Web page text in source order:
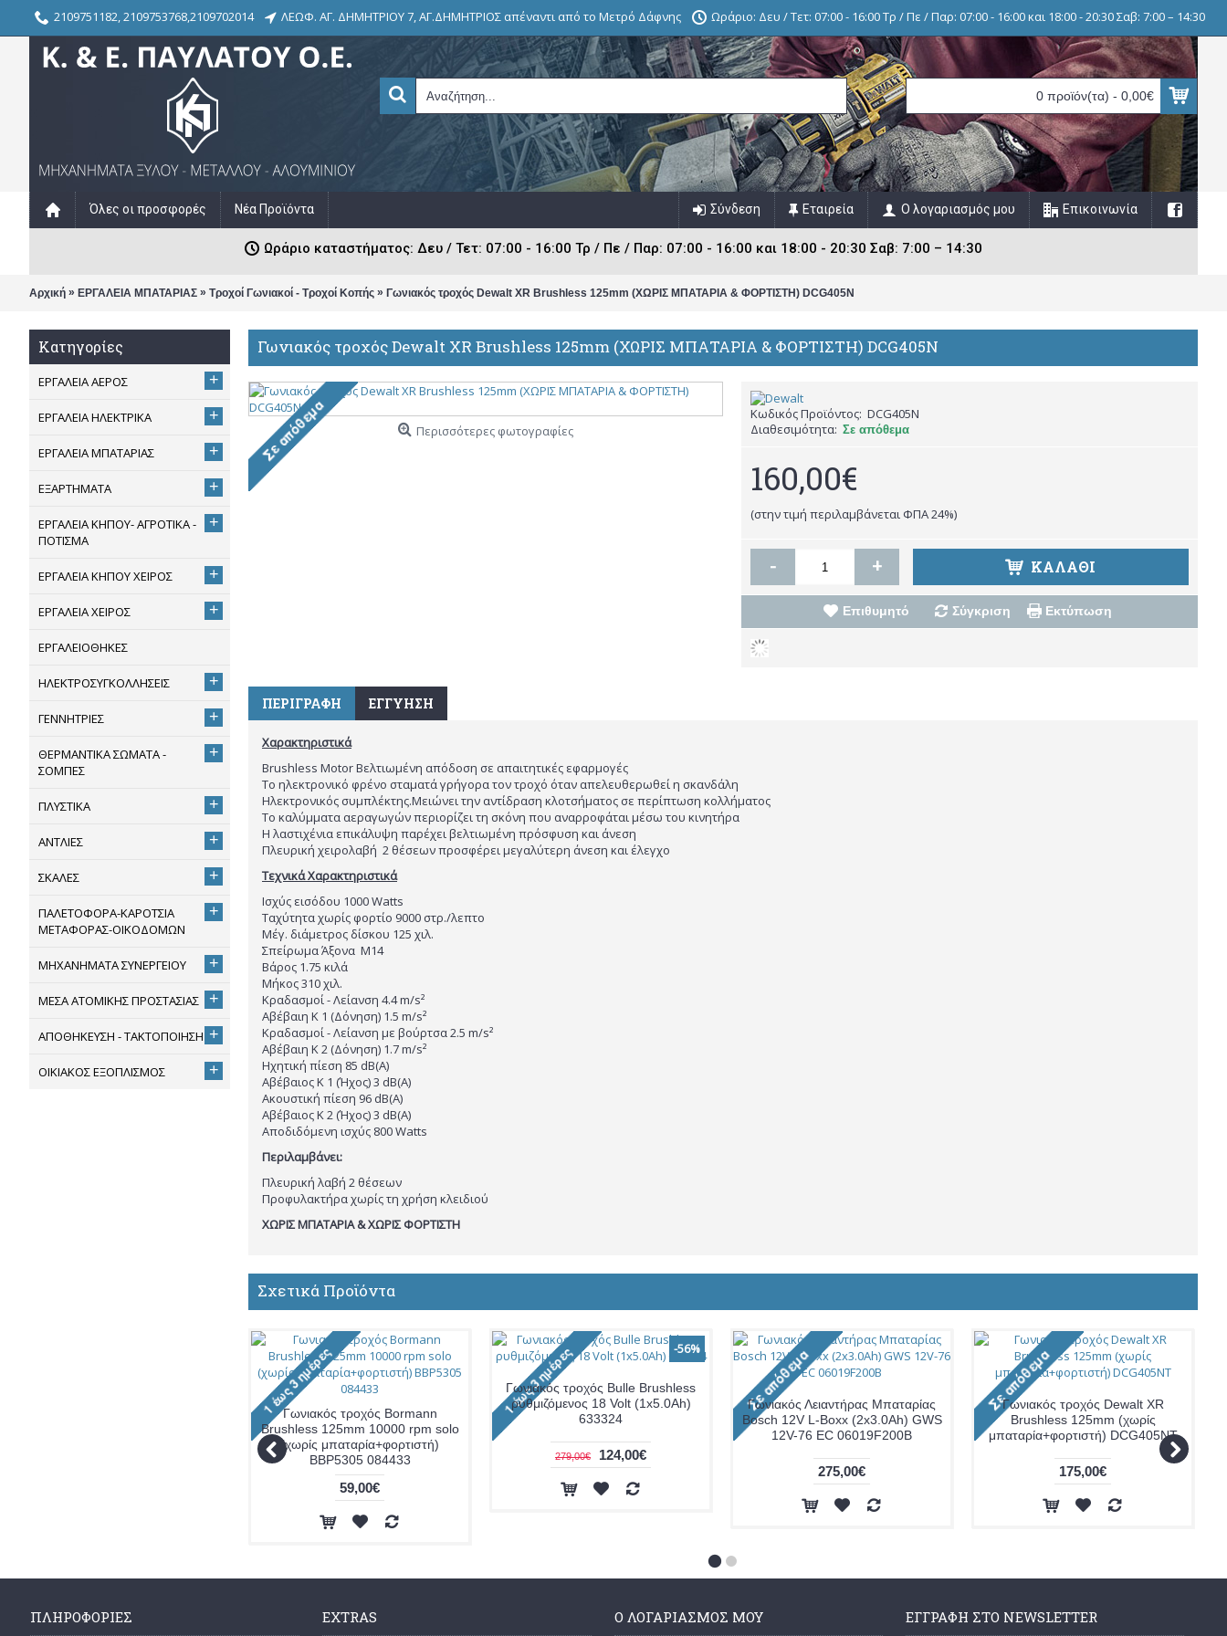
2109751182, 2109753768,2109702014 ΛΕΩΦ. ΑΓ. ΔΗΜΗΤΡΙΟΥ 7, ΑΓ.ΔΗΜΗΤΡΙΟΣ απέναντι από το Μετρό Δάφνης Ωράριο: Δευ / Τετ: 07:00 - 16:00 Τρ / Πε / Παρ: 07:00 - 16:00 και 18:00 - 20:30 Σαβ: 7:00 – 14:30
0 προϊόν(τα) - 0,00€
Όλες οι προσφορές Νέα Προϊόντα Επικοινωνία
Ο λογαριασμός μου
Εταιρεία
Σύνδεση
Ωράριο καταστήματος: Δευ / Τετ: 07:00 - 16:00 Τρ / Πε / Παρ: 07:00 - 16:00 και 18:00 - 20:30 Σαβ: 7:00 – 14:30
Αρχική » ΕΡΓΑΛΕΙΑ ΜΠΑΤΑΡΙΑΣ » Τροχοί Γωνιακοί - Τροχοί Κοπής » Γωνιακός τροχός Dewalt XR Brushless 125mm (ΧΩΡΙΣ ΜΠΑΤΑΡΙΑ & ΦΟΡΤΙΣΤΗ) DCG405N
Κατηγορίες
ΕΡΓΑΛΕΙΑ ΑΕΡΟΣ +
ΕΡΓΑΛΕΙΑ ΗΛΕΚΤΡΙΚΑ +
ΕΡΓΑΛΕΙΑ ΜΠΑΤΑΡΙΑΣ +
ΕΞΑΡΤΗΜΑΤΑ +
ΕΡΓΑΛΕΙΑ ΚΗΠΟΥ- ΑΓΡΟΤΙΚΑ -
ΠΟΤΙΣΜΑ
+
ΕΡΓΑΛΕΙΑ ΚΗΠΟΥ ΧΕΙΡΟΣ +
ΕΡΓΑΛΕΙΑ ΧΕΙΡΟΣ +
ΕΡΓΑΛΕΙΟΘΗΚΕΣ
ΗΛΕΚΤΡΟΣΥΓΚΟΛΛΗΣΕΙΣ +
ΓΕΝΝΗΤΡΙΕΣ +
ΘΕΡΜΑΝΤΙΚΑ ΣΩΜΑΤΑ -
ΣΟΜΠΕΣ
+
ΠΛΥΣΤΙΚΑ +
ΑΝΤΛΙΕΣ +
ΣΚΑΛΕΣ +
ΠΑΛΕΤΟΦΟΡΑ-ΚΑΡΟΤΣΙΑ
ΜΕΤΑΦΟΡΑΣ-ΟΙΚΟΔΟΜΩΝ
+
ΜΗΧΑΝΗΜΑΤΑ ΣΥΝΕΡΓΕΙΟΥ +
ΜΕΣΑ ΑΤΟΜΙΚΗΣ ΠΡΟΣΤΑΣΙΑΣ +
ΑΠΟΘΗΚΕΥΣΗ - ΤΑΚΤΟΠΟΙΗΣΗ +
ΟΙΚΙΑΚΟΣ ΕΞΟΠΛΙΣΜΟΣ +
Γωνιακός τροχός Dewalt XR Brushless 125mm (ΧΩΡΙΣ ΜΠΑΤΑΡΙΑ & ΦΟΡΤΙΣΤΗ) DCG405N
Περισσότερες φωτογραφίες
Κωδικός Προϊόντος: DCG405N
Διαθεσιμότητα: Σε απόθεμα
160,00€
(στην τιμή περιλαμβάνεται ΦΠΑ 24%)
- + ΚΑΛΆΘΙ
Επιθυμητό Σύγκριση Εκτύπωση
ΠΕΡΙΓΡΑΦΉ ΕΓΓΎΗΣΗ
Χαρακτηριστικά
Brushless Motor Βελτιωμένη απόδοση σε απαιτητικές εφαρμογές
Το ηλεκτρονικό φρένο σταματά γρήγορα τον τροχό όταν απελευθερωθεί η σκανδάλη
Ηλεκτρονικός συμπλέκτης.Μειώνει την αντίδραση κλοτσήματος σε περίπτωση κολλήματος
Το καλύμματα αεραγωγών περιορίζει τη σκόνη που αναρροφάται μέσω του κινητήρα
Η λαστιχένια επικάλυψη παρέχει βελτιωμένη πρόσφυση και άνεση
Πλευρική χειρολαβή 2 θέσεων προσφέρει μεγαλύτερη άνεση και έλεγχο
Τεχνικά Χαρακτηριστικά
Ισχύς εισόδου 1000 Watts
Ταχύτητα χωρίς φορτίο 9000 στρ./λεπτο
Μέγ. διάμετρος δίσκου 125 χιλ.
Σπείρωμα Άξονα M14
Βάρος 1.75 κιλά
Μήκος 310 χιλ.
Κραδασμοί - Λείανση 4.4 m/s²
Αβέβαιη K 1 (Δόνηση) 1.5 m/s²
Κραδασμοί - Λείανση με βούρτσα 2.5 m/s²
Αβέβαιη K 2 (Δόνηση) 1.7 m/s²
Ηχητική πίεση 85 dB(A)
Αβέβαιος K 1 (Ήχος) 3 dB(A)
Ακουστική πίεση 96 dB(A)
Αβέβαιος K 2 (Ήχος) 3 dB(A)
Αποδιδόμενη ισχύς 800 Watts
Περιλαμβάνει:
Πλευρική λαβή 2 θέσεων
Προφυλακτήρα χωρίς τη χρήση κλειδιού
ΧΩΡΙΣ ΜΠΑΤΑΡΙΑ & ΧΩΡΙΣ ΦΟΡΤΙΣΤΗ
Σχετικά Προϊόντα
Γωνιακός τροχός Bormann
Brushless 125mm 10000 rpm solo
(χωρίς μπαταρία+φορτιστή)
BBP5305 084433
59,00€
-56%
Γωνιακός τροχός Bulle Brushless
ρυθμιζόμενος 18 Volt (1x5.0Ah)
633324
279,00€ 124,00€
Γωνιακός Λειαντήρας Μπαταρίας
Bosch 12V L-Boxx (2x3.0Ah) GWS
12V-76 EC 06019F200B
275,00€
Γωνιακός τροχός Dewalt XR
Brushless 125mm (χωρίς
μπαταρία+φορτιστή) DCG405NT
175,00€
ΠΛΗΡΟΦΟΡΊΕΣ EXTRAS Ο ΛΟΓΑΡΙΑΣΜΌΣ ΜΟΥ ΕΓΓΡΑΦΉ ΣΤΟ NEWSLETTER